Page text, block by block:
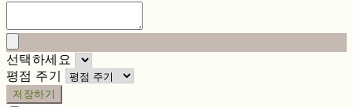
선택하세요
평점 주기
저장하기